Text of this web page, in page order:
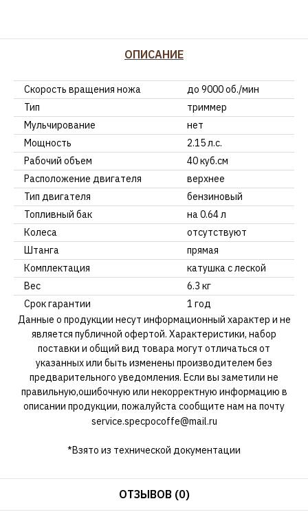
ОПИСАНИЕ
Скорость вращения ножа
до 9000 об./мин
Тип
триммер
Мульчирование
нет
Мощность
2.15 л.с.
Рабочий объем
40 куб.см
Расположение двигателя
верхнее
Тип двигателя
бензиновый
Топливный бак
на 0.64 л
Колеса
отсутствуют
Штанга
прямая
Комплектация
катушка с леской
Вес
6.3 кг
Срок гарантии
1 год
Данные о продукции несут информационный характер и не
является публичной офертой. Характеристики, набор
поставки и общий вид товара могут отличаться от
указанных или быть изменены производителем без
предварительного уведомления. Если вы заметили не
правильную,ошибочную или некорректную информацию в
описании продукции, пожалуйста сообщите нам на почту
service.specpocoffe@mail.ru
*Взято из технической документации
ОТЗЫВОВ (0)